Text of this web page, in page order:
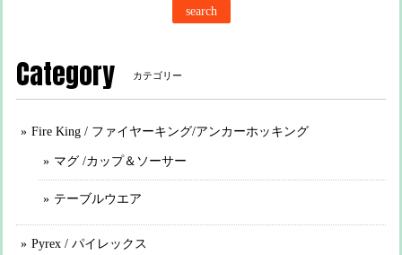
search
Category カテゴリー
Fire King / ファイヤーキング/アンカーホッキング
マグ /カップ＆ソーサー
テーブルウエア
Pyrex / パイレックス